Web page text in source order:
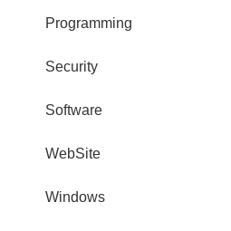
Programming
Security
Software
WebSite
Windows